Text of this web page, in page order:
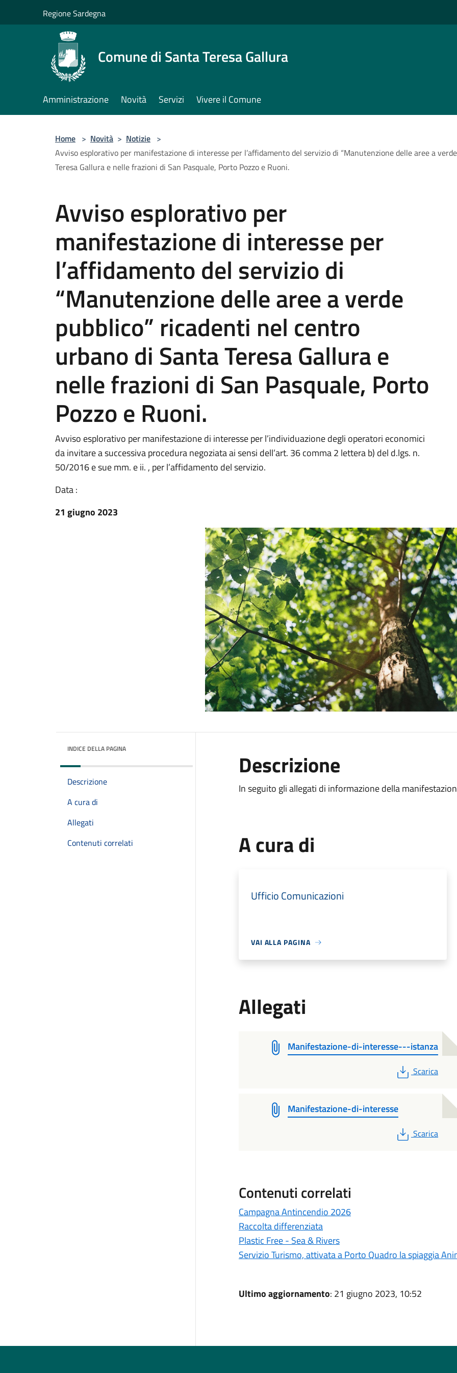
Regione Sardegna
Comune di Santa Teresa Gallura
Amministrazione Novità Servizi Vivere il Comune
Home > Novità > Notizie >
Avviso esplorativo per manifestazione di interesse per l’affidamento del servizio di “Manutenzione delle aree a
Teresa Gallura e nelle frazioni di San Pasquale, Porto Pozzo e Ruoni.
Avviso esplorativo per
manifestazione di interesse per
l’affidamento del servizio di
“Manutenzione delle aree a verde
pubblico” ricadenti nel centro
urbano di Santa Teresa Gallura e
nelle frazioni di San Pasquale, Porto
Pozzo e Ruoni.
Avviso esplorativo per manifestazione di interesse per l’individuazione degli operatori economici
da invitare a successiva procedura negoziata ai sensi dell’art. 36 comma 2 lettera b) del d.lgs. n.
50/2016 e sue mm. e ii. , per l’affidamento del servizio.
Data :
21 giugno 2023
INDICE DELLA PAGINA
Descrizione
A cura di
Allegati
Contenuti correlati
Descrizione
In seguito gli allegati di informazione della
A cura di
Ufficio Comunicazioni
VAI ALLA PAGINA
Allegati
Manifestazione-di-interesse---istanza
PDF
Scarica
Manifestazione-di-interesse
PDF
Scarica
Contenuti correlati
Campagna Antincendio 2026
Raccolta differenziata
Plastic Free - Sea & Rivers
Servizio Turismo, attivata a Porto Quadro la spiaggia
Ultimo aggiornamento: 21 giugno 2023, 10:52